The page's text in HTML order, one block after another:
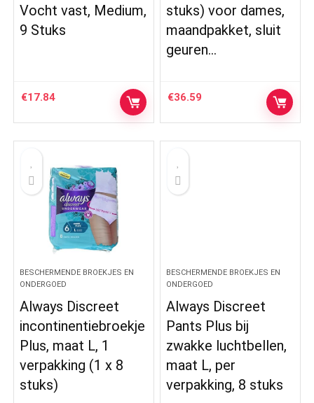
Vocht vast, Medium,
9 Stuks
€17.84
stuks) voor dames,
maandpakket, sluit
geuren…
€36.59
BESCHERMENDE BROEKJES EN
ONDERGOED
Always Discreet
incontinentiebroekje
Plus, maat L, 1
verpakking (1 x 8
stuks)
BESCHERMENDE BROEKJES EN
ONDERGOED
Always Discreet
Pants Plus bij
zwakke luchtbellen,
maat L, per
verpakking, 8 stuks